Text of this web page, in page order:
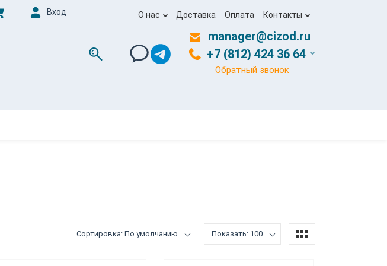
Вход О нас Доставка Оплата Контакты
manager@cizod.ru
+7 (812) 424 36 64
Обратный звонок
Сортировка: По умолчанию Показать: 100